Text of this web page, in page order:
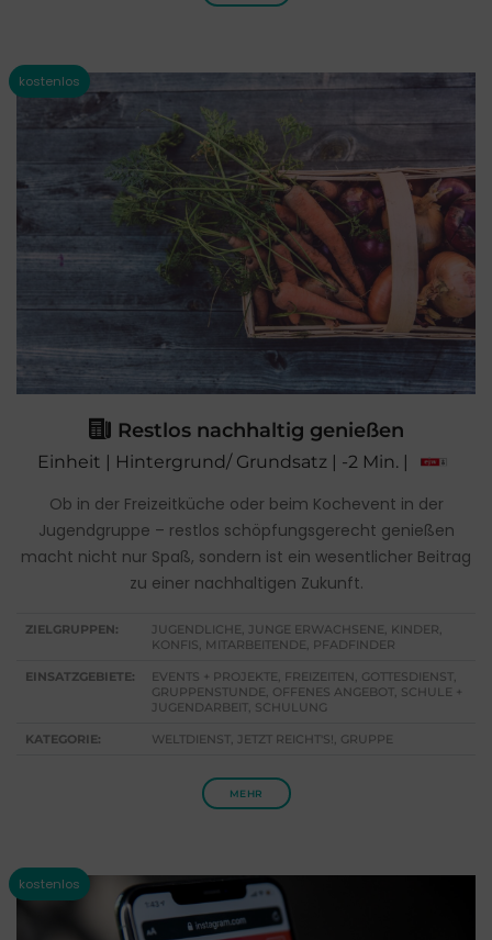
Restlos nachhaltig genießen
Einheit | Hintergrund/ Grundsatz | -2 Min. |
Ob in der Freizeitküche oder beim Kochevent in der
Jugendgruppe – restlos schöpfungsgerecht genießen
macht nicht nur Spaß, sondern ist ein wesentlicher Beitrag
zu einer nachhaltigen Zukunft.
ZIELGRUPPEN:
JUGENDLICHE, JUNGE ERWACHSENE, KINDER,
KONFIS, MITARBEITENDE, PFADFINDER
EINSATZGEBIETE:
EVENTS + PROJEKTE, FREIZEITEN, GOTTESDIENST,
GRUPPENSTUNDE, OFFENES ANGEBOT, SCHULE +
JUGENDARBEIT, SCHULUNG
KATEGORIE: WELTDIENST, JETZT REICHT'S!, GRUPPE
MEHR